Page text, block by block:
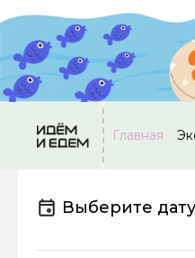
Главная
Выберите дату